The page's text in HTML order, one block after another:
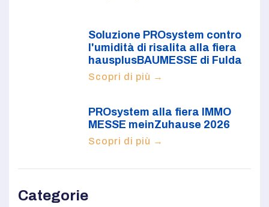
Soluzione PROsystem contro
l'umidità di risalita alla fiera
hausplusBAUMESSE di Fulda
Scopri di più →
PROsystem alla fiera IMMO
MESSE meinZuhause 2026
Scopri di più →
Categorie